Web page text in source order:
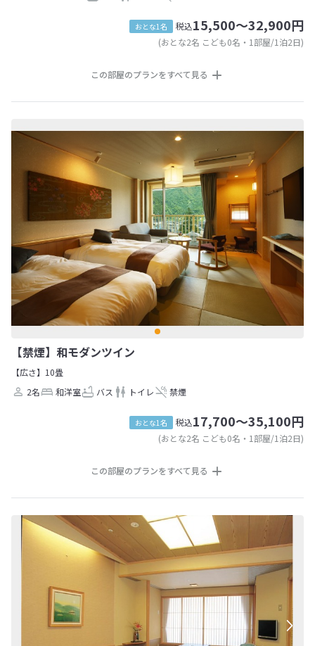
おとな1名 税込15,500～32,900円
(おとな2名 こども0名・1部屋/1泊2日)
この部屋のプランをすべて見る
【禁煙】和モダンツイン
【広さ】10畳
2名
和洋室 バス トイレ 禁煙
おとな1名 税込17,700～35,100円
(おとな2名 こども0名・1部屋/1泊2日)
この部屋のプランをすべて見る